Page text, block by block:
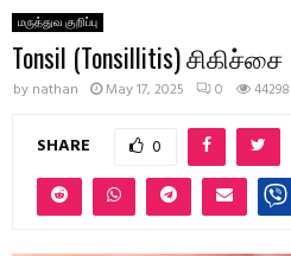
மருத்துவ குறிப்பு
Tonsil (Tonsillitis) சிகிச்சை
by nathan May 17, 2025 0 44298
SHARE 0